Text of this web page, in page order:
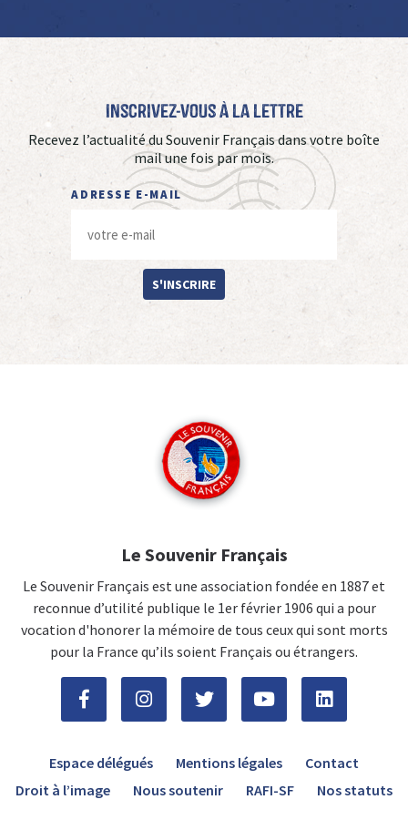
Inscrivez-vous à La Lettre
Recevez l’actualité du Souvenir Français dans votre boîte
mail une fois par mois.
ADRESSE E-MAIL
S'INSCRIRE
Le Souvenir Français
Le Souvenir Français est une association fondée en 1887 et
reconnue d’utilité publique le 1er février 1906 qui a pour
vocation d'honorer la mémoire de tous ceux qui sont morts
pour la France qu’ils soient Français ou étrangers.
Espace délégués Mentions légales
Contact
Droit à l’image
Nous soutenir RAFI-SF Nos statuts